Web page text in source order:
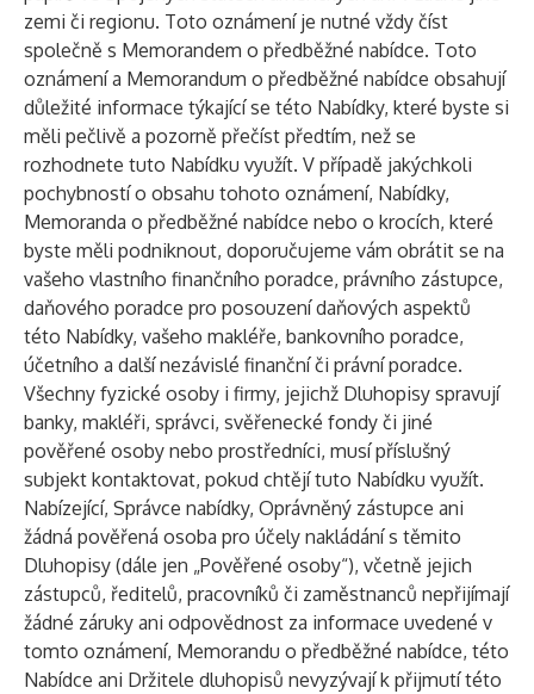
zemi či regionu. Toto oznámení je nutné vždy číst
společně s Memorandem o předběžné nabídce. Toto
oznámení a Memorandum o předběžné nabídce obsahují
důležité informace týkající se této Nabídky, které byste si
měli pečlivě a pozorně přečíst předtím, než se
rozhodnete tuto Nabídku využít. V případě jakýchkoli
pochybností o obsahu tohoto oznámení, Nabídky,
Memoranda o předběžné nabídce nebo o krocích, které
byste měli podniknout, doporučujeme vám obrátit se na
vašeho vlastního finančního poradce, právního zástupce,
daňového poradce pro posouzení daňových aspektů
této Nabídky, vašeho makléře, bankovního poradce,
účetního a další nezávislé finanční či právní poradce.
Všechny fyzické osoby i firmy, jejichž Dluhopisy spravují
banky, makléři, správci, svěřenecké fondy či jiné
pověřené osoby nebo prostředníci, musí příslušný
subjekt kontaktovat, pokud chtějí tuto Nabídku využít.
Nabízející, Správce nabídky, Oprávněný zástupce ani
žádná pověřená osoba pro účely nakládání s těmito
Dluhopisy (dále jen „Pověřené osoby“), včetně jejich
zástupců, ředitelů, pracovníků či zaměstnanců nepřijímají
žádné záruky ani odpovědnost za informace uvedené v
tomto oznámení, Memorandu o předběžné nabídce, této
Nabídce ani Držitele dluhopisů nevyzývají k přijmutí této